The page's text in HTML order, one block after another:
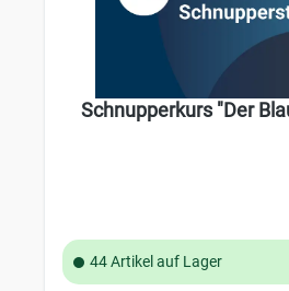
Schnupperkurs "Der
44 Artikel auf Lager